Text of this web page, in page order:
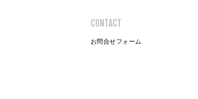
CONTACT
お問合せフォーム